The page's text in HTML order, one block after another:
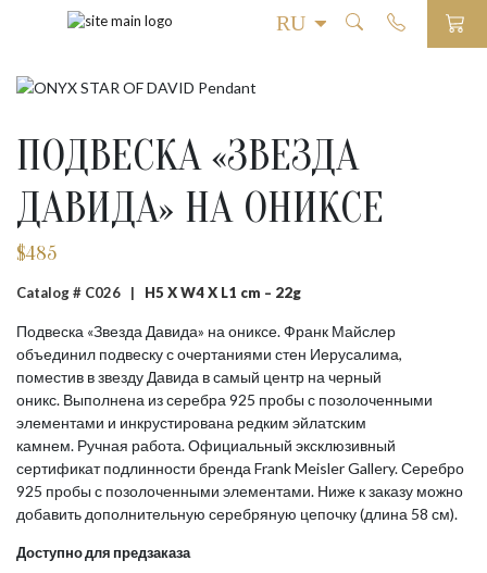
ПОДВЕСКА «ЗВЕЗДА
ДАВИДА» НА ОНИКСЕ
$485
Catalog # C026 | H5 X W4 X L1 cm – 22g
Подвеска «Звезда Давида» на ониксе. Франк Майслер
объединил подвеску с очертаниями стен Иерусалима,
поместив в звезду Давида в самый центр на черный
оникс. Выполнена из серебра 925 пробы с позолоченными
элементами и инкрустирована редким эйлатским
камнем. Ручная работа. Официальный эксклюзивный
сертификат подлинности бренда Frank Meisler Gallery. Серебро
925 пробы с позолоченными элементами. Ниже к заказу можно
добавить дополнительную серебряную цепочку (длина 58 см).
Доступно для предзаказа